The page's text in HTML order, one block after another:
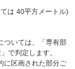
は 40平方メートル)
ついては、「専有部
で判定します。
に区画された部分ご